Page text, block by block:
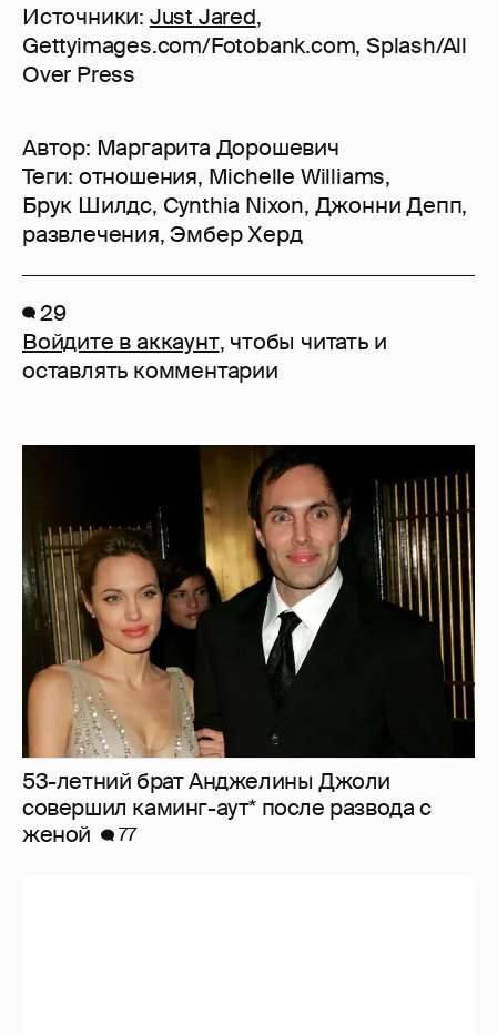
Источники: Just Jаred,
Gettyimages.com/Fotobank.com, Splash/All
Over Press
Автор: Маргарита Дорошевич
Теги: отношения, Michelle Williams,
Брук Шилдс, Cynthia Nixon, Джонни Депп,
развлечения,Эмбер Херд
29
Войдите в аккаунт, чтобы читать и
оставлять комментарии
53-летний брат Анджелины Джоли
совершил каминг-аут* после развода с
женой
77